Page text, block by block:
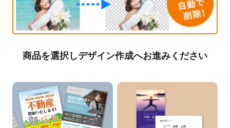
商品を選択しデザイン作成へお進みください